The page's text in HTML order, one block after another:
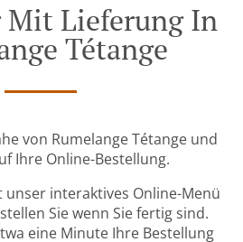
Mit Lieferung In
Tétange
von Rumelange Tétange und
Ihre Online-Bestellung.
unser interaktives Online-Menü
Sie wenn Sie fertig sind.
eine Minute Ihre Bestellung